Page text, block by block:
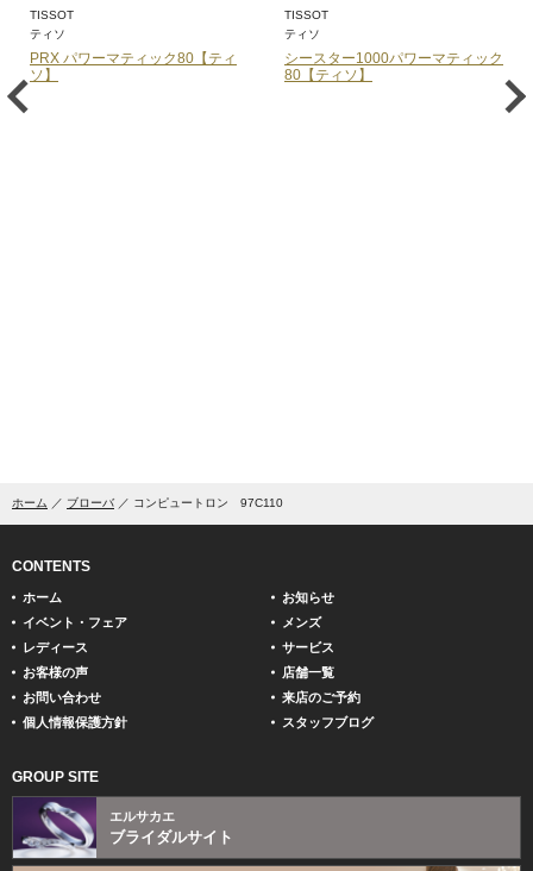
TISSOT
ティソ
PRX パワーマティック80【ティ
ソ】
TISSOT
ティソ
シースター1000パワーマティック
80【ティソ】
ホーム ブローバ コンピュートロン 97C110
CONTENTS
ホーム
お知らせ
イベント・フェア
メンズ
レディース
サービス
お客様の声
店舗一覧
お問い合わせ
来店のご予約
個人情報保護方針
スタッフブログ
GROUP SITE
エルサカエ
ブライダルサイト